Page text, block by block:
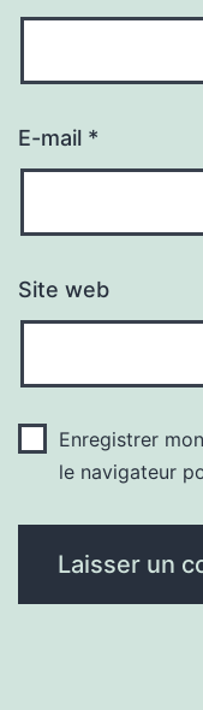
E-mail *
Site web
Enregistrer
le navigateur